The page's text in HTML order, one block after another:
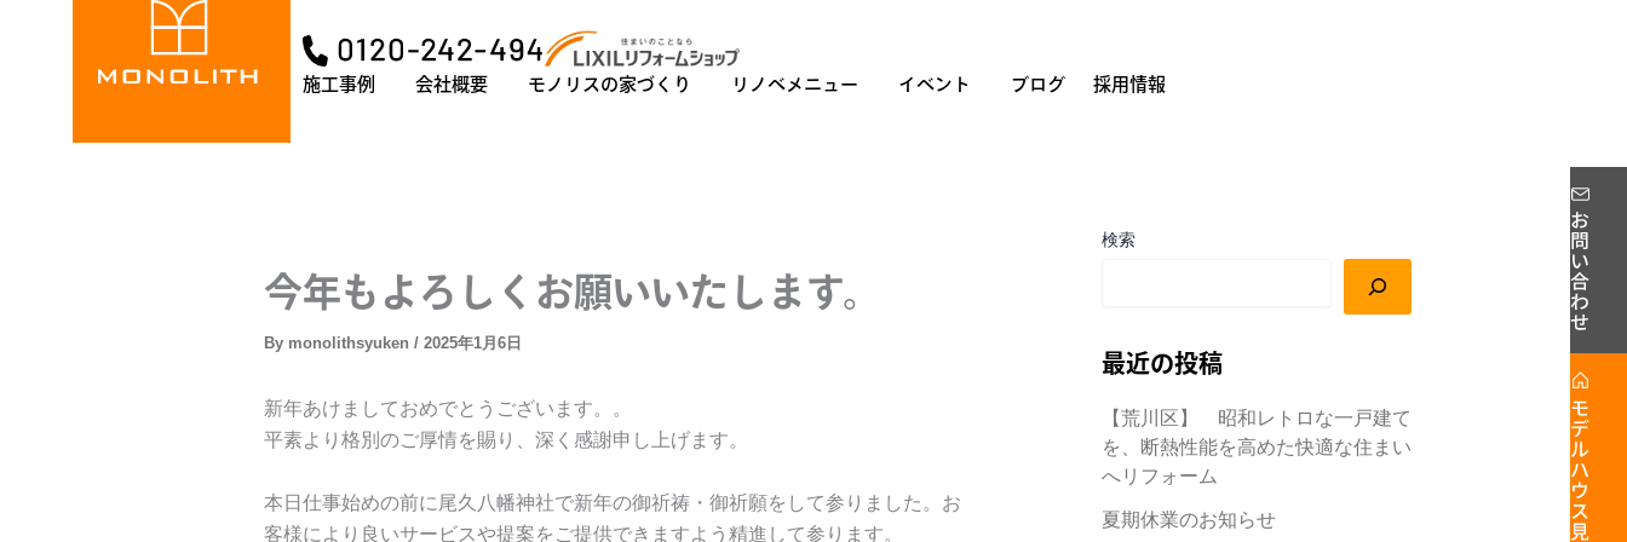
施工事例 会社概要 モノリスの家づくり リノベメニュー イベント ブログ 採用情報
今年もよろしくお願いいたします。
By monolithsyuken / 2025年1月6日
新年あけましておめでとうございます。。
平素より格別のご厚情を賜り、深く感謝申し上げます。
本日仕事始めの前に尾久八幡神社で新年の御祈祷・御祈願をして参りました。お
客様により良いサービスや提案をご提供できますよう精進して参ります。
検索
最近の投稿
【荒川区】 昭和レトロな一戸建て
を、断熱性能を高めた快適な住まい
へリフォーム
夏期休業のお知らせ